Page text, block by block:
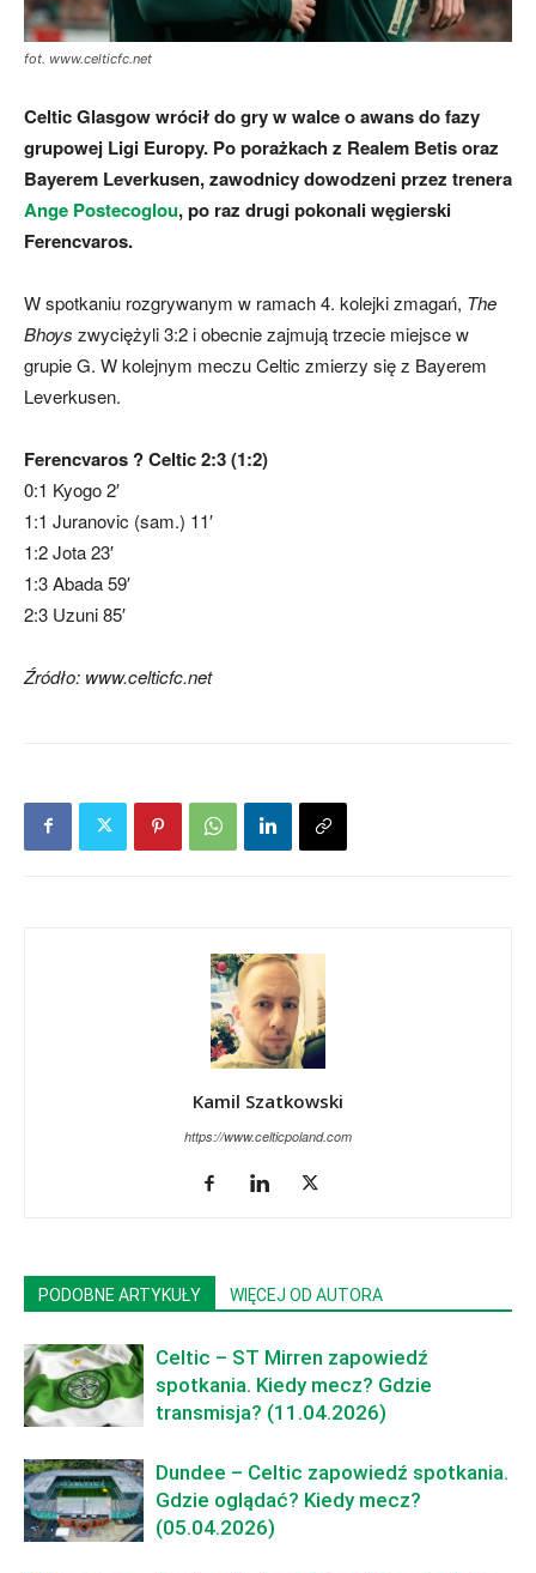
fot. www.celticfc.net
Celtic Glasgow wrócił do gry w walce o awans do fazy
grupowej Ligi Europy. Po porażkach z Realem Betis oraz
Bayerem Leverkusen, zawodnicy dowodzeni przez trenera
Ange Postecoglou, po raz drugi pokonali węgierski
Ferencvaros.
W spotkaniu rozgrywanym w ramach 4. kolejki zmagań, The
Bhoys zwyciężyli 3:2 i obecnie zajmują trzecie miejsce w
grupie G. W kolejnym meczu Celtic zmierzy się z Bayerem
Leverkusen.
Ferencvaros ? Celtic 2:3 (1:2)
0:1 Kyogo 2′
1:1 Juranovic (sam.) 11′
1:2 Jota 23′
1:3 Abada 59′
2:3 Uzuni 85′
Źródło: www.celticfc.net
Kamil Szatkowski
https://www.celticpoland.com
PODOBNE ARTYKUŁY WIĘCEJ OD AUTORA
Celtic – ST Mirren zapowiedź
spotkania. Kiedy mecz? Gdzie
transmisja? (11.04.2026)
Dundee – Celtic zapowiedź spotkania.
Gdzie oglądać? Kiedy mecz?
(05.04.2026)